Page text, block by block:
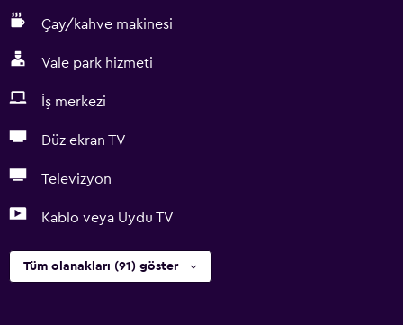
Çay/kahve makinesi
Vale park hizmeti
İş merkezi
Düz ekran TV
Televizyon
Kablo veya Uydu TV
Tüm olanakları (91) göster